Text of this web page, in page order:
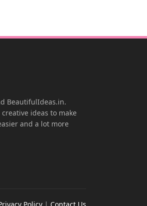
BeautifulIdeas.in.
ideas to make
and a lot more